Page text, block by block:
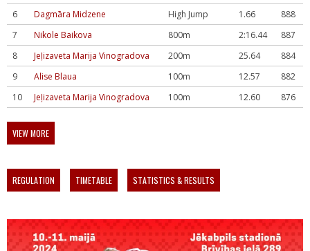
6
Dagmāra Midzene High Jump 1.66
888
7
Nikole Baikova 800m 2:16.44
887
8
Jeļizaveta Marija Vinogradova 200m 25.64
884
9
Alise Blaua 100m 12.57
882
10
Jeļizaveta Marija Vinogradova 100m 12.60 876
VIEW MORE
REGULATION TIMETABLE STATISTICS & RESULTS